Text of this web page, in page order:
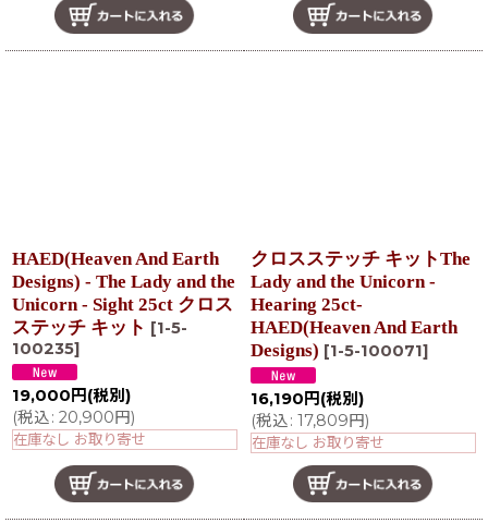
HAED(Heaven And Earth
Designs) - The Lady and the
Unicorn - Sight 25ct クロス
ステッチ キット [1-5-
100235]
19,000 円 (税別)
(税込: 20,900円)
在庫なし お取り寄せ
クロスステッチ キットThe
Lady and the Unicorn -
Hearing 25ct-
HAED(Heaven And Earth
Designs) [1-5-100071]
16,190 円 (税別)
(税込: 17,809円)
在庫なし お取り寄せ